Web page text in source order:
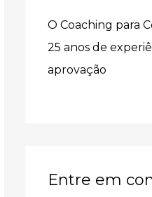
O Coaching para
25 anos de
aprovação
Entre em